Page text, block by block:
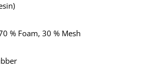
% Foam, 30 % Mesh